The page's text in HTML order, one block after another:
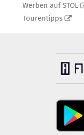
Werben auf STOL
Tourentipps